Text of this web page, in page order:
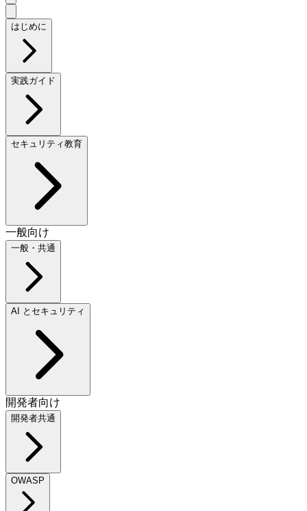
はじめに
実践ガイド
セキュリティ教育
一般向け
一般・共通
AI とセキュリティ
開発者向け
開発者共通
OWASP